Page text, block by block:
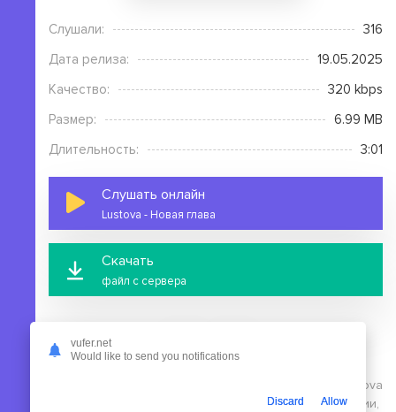
Слушали:
316
Дата релиза:
19.05.2025
Качество:
320 kbps
Размер:
6.99 MB
Длительность:
3:01
Слушать онлайн
Lustova - Новая глава
Скачать
файл с сервера
На этой странице вы можете скачать mp3 песню Lustova
- Новая глава бесплатно без выполнения регистрации,
vufer.net
Would like to send you notifications
Discard Allow